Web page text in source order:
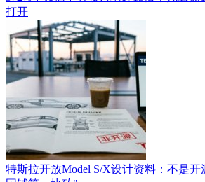
打开
特斯拉开放Model S/X设计资料：不是